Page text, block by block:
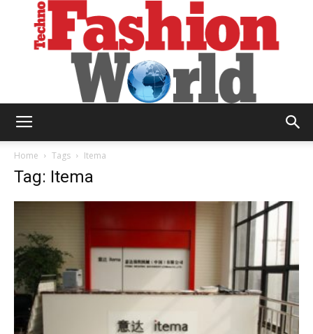
Home Tags Itema
Tag: Itema